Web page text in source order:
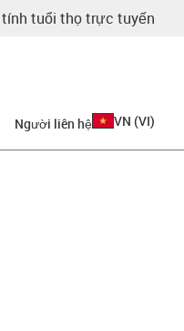
tính tuổi thọ trực tuyến
Người liên hệ VN (VI)